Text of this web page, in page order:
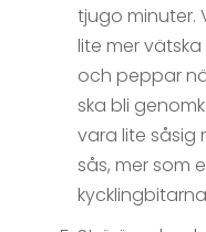
tjugo minuter.
lite mer
och peppar
ska bli
vara lite såsig
sås, mer som